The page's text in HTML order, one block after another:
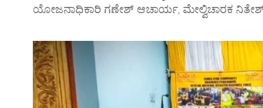
ಯೋಜನಾಧಿಕಾರಿ ಗಣೇಶ್ ಆಚಾರ್ಯ, ಮೇಲ್ವಿಚಾರಕ ನಿತೇಶ್